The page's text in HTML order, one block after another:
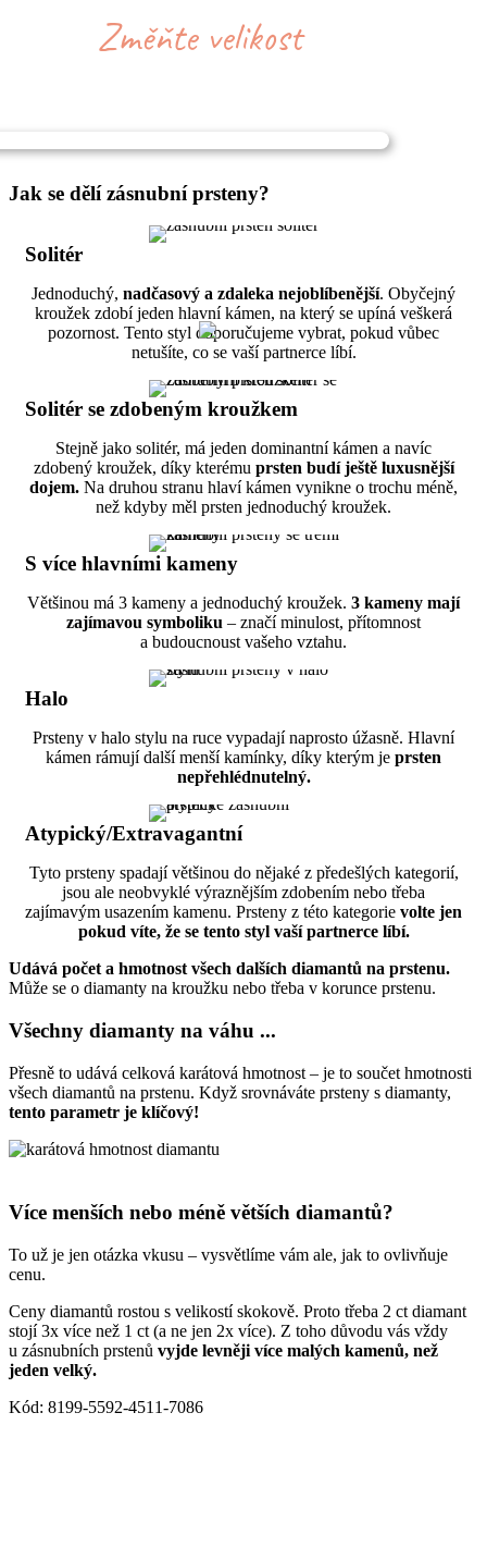
Jak se dělí zásnubní prsteny?
Solitér
Jednoduchý, nadčasový a zdaleka nejoblíbenější. Obyčejný
kroužek zdobí jeden hlavní kámen, na který se upíná veškerá
pozornost. Tento styl doporučujeme vybrat, pokud vůbec
netušíte, co se vaší partnerce líbí.
Solitér se zdobeným kroužkem
Stejně jako solitér, má jeden dominantní kámen a navíc
zdobený kroužek, díky kterému prsten budí ještě luxusnější
dojem. Na druhou stranu hlaví kámen vynikne o trochu méně,
než kdyby měl prsten jednoduchý kroužek.
S více hlavními kameny
Většinou má 3 kameny a jednoduchý kroužek. 3 kameny mají
zajímavou symboliku – značí minulost, přítomnost
a budoucnoust vašeho vztahu.
Halo
Prsteny v halo stylu na ruce vypadají naprosto úžasně. Hlavní
kámen rámují další menší kamínky, díky kterým je prsten
nepřehlédnutelný.
Atypický/Extravagantní
Tyto prsteny spadají většinou do nějaké z předešlých kategorií,
jsou ale neobvyklé výraznějším zdobením nebo třeba
zajímavým usazením kamenu. Prsteny z této kategorie volte jen
pokud víte, že se tento styl vaší partnerce líbí.
Udává počet a hmotnost všech dalších diamantů na prstenu.
Může se o diamanty na kroužku nebo třeba v korunce prstenu.
Všechny diamanty na váhu ...
Přesně to udává celková karátová hmotnost – je to součet hmotnosti
všech diamantů na prstenu. Když srovnáváte prsteny s diamanty,
tento parametr je klíčový!
Více menších nebo méně větších diamantů?
To už je jen otázka vkusu – vysvětlíme vám ale, jak to ovlivňuje
cenu.
Ceny diamantů rostou s velikostí skokově. Proto třeba 2 ct diamant
stojí 3x více než 1 ct (a ne jen 2x více). Z toho důvodu vás vždy
u zásnubních prstenů vyjde levněji více malých kamenů, než
jeden velký.
Kód: 8199-5592-4511-7086